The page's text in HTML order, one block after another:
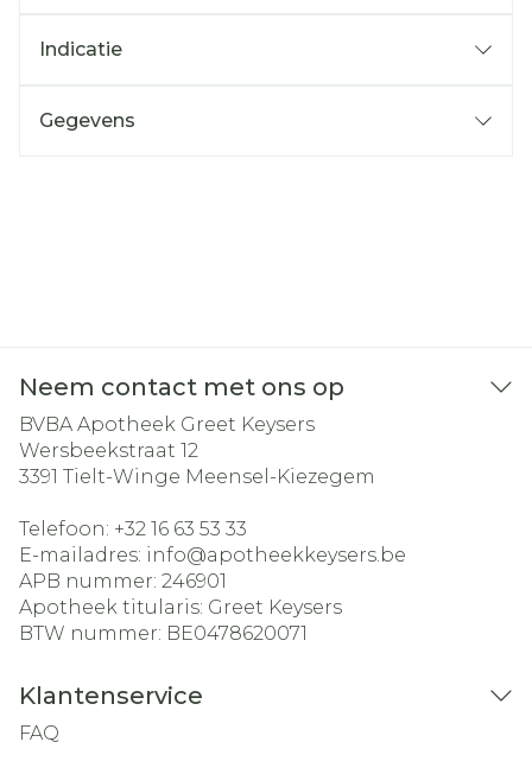
Indicatie
Gegevens
Neem contact met ons op
BVBA Apotheek Greet Keysers
Wersbeekstraat 12
3391 Tielt-Winge Meensel-Kiezegem
Telefoon: +32 16 63 53 33
E-mailadres: info@apotheekkeysers.be
APB nummer: 246901
Apotheek titularis: Greet Keysers
BTW nummer: BE0478620071
Klantenservice
FAQ